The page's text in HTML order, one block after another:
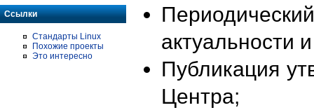
Ссылки
Стандарты Linux
Похожие проекты
Это интересно
актуальности
Публикация
Центра;